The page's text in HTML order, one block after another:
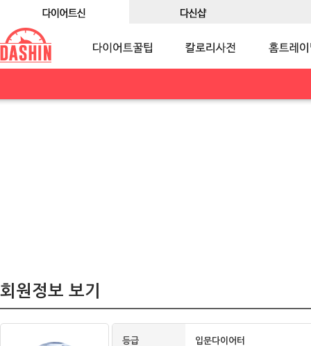
회원정보 보기
등급 입문다이어터